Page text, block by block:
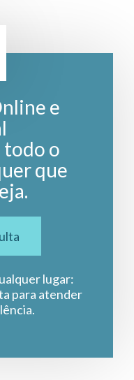
e
todo o
que
lugar:
para atender